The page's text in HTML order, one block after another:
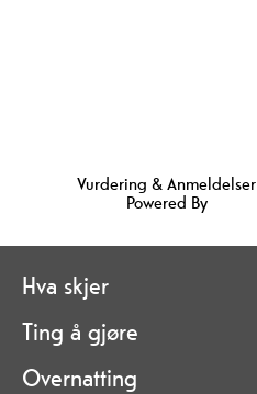
Vurdering & Anmeldelser
Powered By
Hva skjer
Ting å gjøre
Overnatting